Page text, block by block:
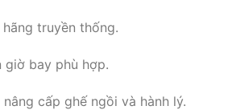
truyền thống.
giờ bay phù hợp.
cấp ghế ngồi và hành lý.